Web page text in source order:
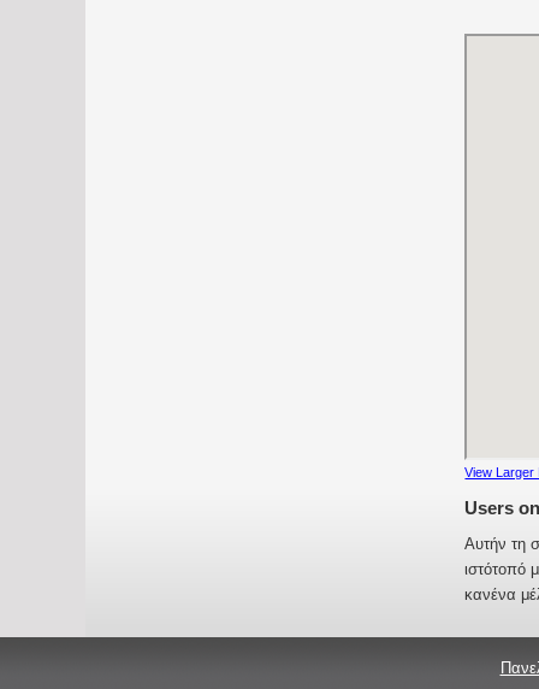
View Larger
Users
Αυτήν τη
ιστότοπό
κανένα